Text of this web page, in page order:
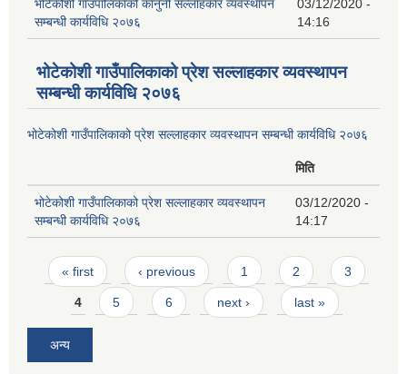
भोटेकोशी गाउँपालिकाको कानुनी सल्लाहकार व्यवस्थापन
सम्बन्धी कार्यविधि २०७६
03/12/2020 -
14:16
भोटेकोशी गाउँपालिकाको प्रेश सल्लाहकार व्यवस्थापन
सम्बन्धी कार्यविधि २०७६
भोटेकोशी गाउँपालिकाको प्रेश सल्लाहकार व्यवस्थापन सम्बन्धी कार्यविधि २०७६
मिति
भोटेकोशी गाउँपालिकाको प्रेश सल्लाहकार व्यवस्थापन
सम्बन्धी कार्यविधि २०७६
03/12/2020 -
14:17
Pages
« first ‹ previous 1 2 3
4 5 6 next › last »
अन्य